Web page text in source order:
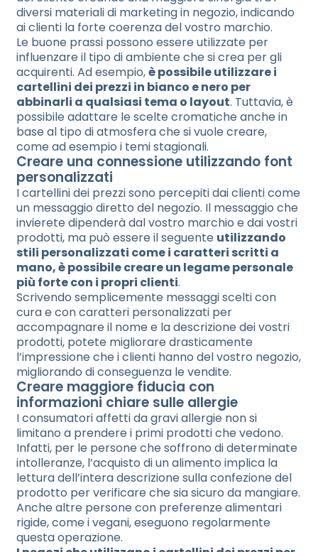
diversi materiali di marketing in negozio, indicando
ai clienti la forte coerenza del vostro marchio.
Le buone prassi possono essere utilizzate per
influenzare il tipo di ambiente che si crea per gli
acquirenti. Ad esempio,è possibile utilizzare i
cartellini dei prezzi in bianco e nero per
abbinarli a qualsiasi tema o layout. Tuttavia, è
possibile adattare le scelte cromatiche anche in
base al tipo di atmosfera che si vuole creare,
come ad esempio i temi stagionali.
Creare una connessione utilizzando font
personalizzati
I cartellini dei prezzi sono percepiti dai clienti come
un messaggio diretto del negozio. Il messaggio che
invierete dipenderà dal vostro marchio e dai vostri
prodotti, ma può essere il seguente utilizzando
stili personalizzati come i caratteri scritti a
mano, è possibile creare un legame personale
più forte con i propri clienti.
Scrivendo semplicemente messaggi scelti con
cura e con caratteri personalizzati per
accompagnare il nome e la descrizione dei vostri
prodotti, potete migliorare drasticamente
l’impressione che i clienti hanno del vostro negozio,
migliorando di conseguenza le vendite.
Creare maggiore fiducia con
informazioni chiare sulle allergie
I consumatori affetti da gravi allergie non si
limitano a prendere i primi prodotti che vedono.
Infatti, per le persone che soffrono di determinate
intolleranze, l’acquisto di un alimento implica la
lettura dell’intera descrizione sulla confezione del
prodotto per verificare che sia sicuro da mangiare.
Anche altre persone con preferenze alimentari
rigide, come i vegani, eseguono regolarmente
questa operazione.